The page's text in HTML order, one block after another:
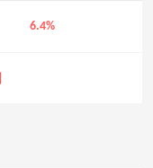
6.4%